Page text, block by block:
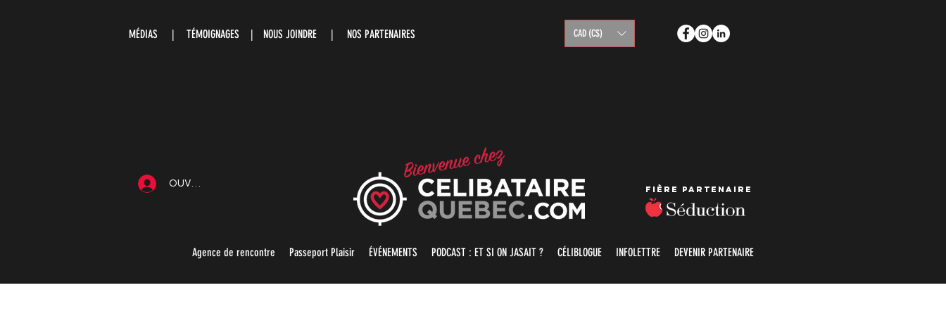
MÉDIAS | TÉMOIGNAGES | NOUS JOINDRE | NOS PARTENAIRES CAD (C$)
OUVRIR UNE SESSION Fière partenaire
Agence de rencontre Passeport Plaisir ÉVÉNEMENTS PODCAST : ET SI ON JASAIT ? CÉLIBLOGUE INFOLETTRE DEVENIR PARTENAIRE